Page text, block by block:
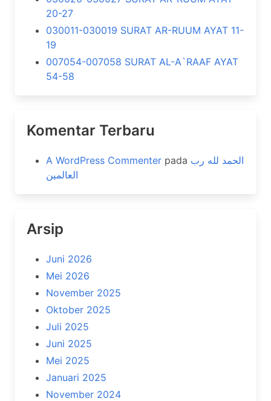
20-27
030011-030019 SURAT AR-RUUM AYAT 11-
19
007054-007058 SURAT AL-A`RAAF AYAT
54-58
Komentar Terbaru
A WordPress Commenter pada الحمد لله رب
العالمين
Arsip
Juni 2026
Mei 2026
November 2025
Oktober 2025
Juli 2025
Juni 2025
Mei 2025
Januari 2025
November 2024